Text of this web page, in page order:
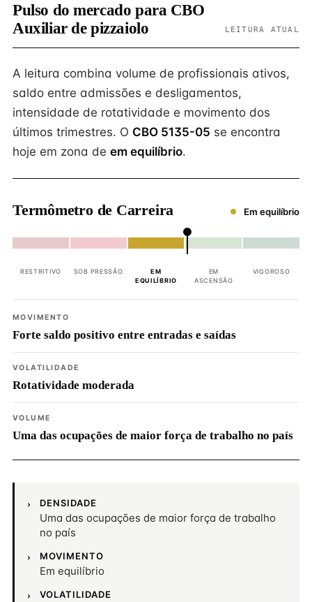
Pulso do mercado para CBO
Auxiliar de pizzaiolo
LEITURA ATUAL
A leitura combina volume de profissionais ativos,
saldo entre admissões e desligamentos,
intensidade de rotatividade e movimento dos
últimos trimestres. O CBO 5135-05 se encontra
hoje em zona de em equilíbrio.
Termômetro de Carreira Em equilíbrio
RESTRITIVO SOB PRESSÃO
EM
EQUILÍBRIO
EM
ASCENSÃO
VIGOROSO
MOVIMENTO
Forte saldo positivo entre entradas e saídas
VOLATILIDADE
Rotatividade moderada
VOLUME
Uma das ocupações de maior força de trabalho no país
DENSIDADE
Uma das ocupações de maior força de trabalho
no país
MOVIMENTO
Em equilíbrio
VOLATILIDADE